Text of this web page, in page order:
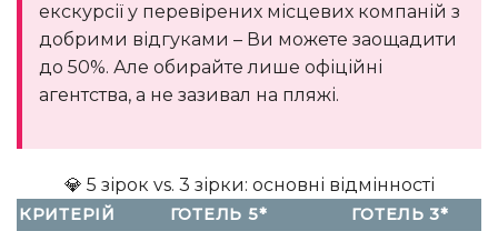
екскурсії у перевірених місцевих компаній з
добрими відгуками – Ви можете заощадити
до 50%. Але обирайте лише офіційні
агентства, а не зазивал на пляжі.
💎 5 зірок vs. 3 зірки: основні відмінності
КРИТЕРІЙ ГОТЕЛЬ 5* ГОТЕЛЬ 3*